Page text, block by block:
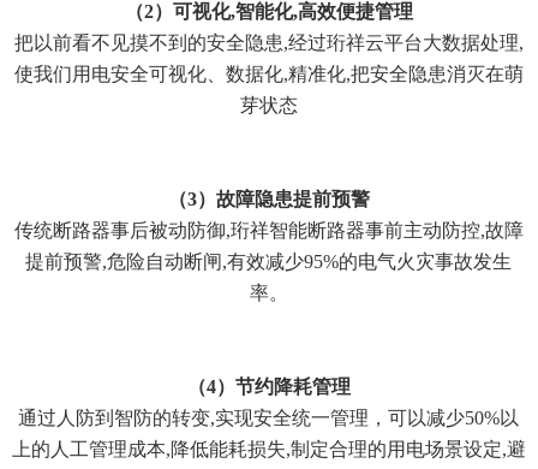
（2）可视化,智能化,高效便捷管理
把以前看不见摸不到的安全隐患,经过珩祥云平台大数据处理,
使我们用电安全可视化、数据化,精准化,把安全隐患消灭在萌
芽状态
（3）故障隐患提前预警
传统断路器事后被动防御,珩祥智能断路器事前主动防控,故障
提前预警,危险自动断闸,有效减少95%的电气火灾事故发生
率。
（4）节约降耗管理
通过人防到智防的转变,实现安全统一管理，可以减少50%以
上的人工管理成本,降低能耗损失,制定合理的用电场景设定,避